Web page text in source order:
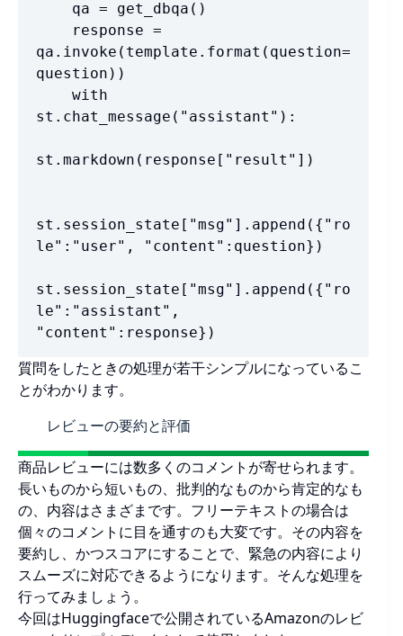
qa.invoke(template.format(question=
question))
st.chat_message("assistant"):
st.markdown(response["result"])
st.session_state["msg"].append({"ro
le":"user", "content":question})
st.session_state["msg"].append({"ro
le":"assistant",
"content":response})
質問をしたときの処理が若干シンプルになっているこ
とがわかります。
レビューの要約と評価
商品レビューには数多くのコメントが寄せられます。
長いものから短いもの、批判的なものから肯定的なも
の、内容はさまざまです。フリーテキストの場合は
個々のコメントに目を通すのも大変です。その内容を
要約し、かつスコアにすることで、緊急の内容により
スムーズに対応できるようになります。そんな処理を
行ってみましょう。
今回はHuggingfaceで公開されているAmazonのレビ